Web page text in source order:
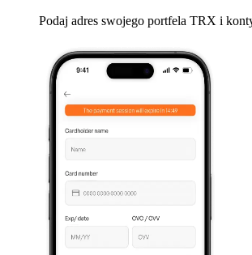
Podaj adres swojego portfela TRX i